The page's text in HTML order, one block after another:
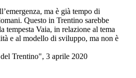
emergenza, ma è già tempo di
Questo in Trentino sarebbe
tempesta Vaia, in relazione al tema
e al modello di sviluppo, ma non è
Trentino", 3 aprile 2020